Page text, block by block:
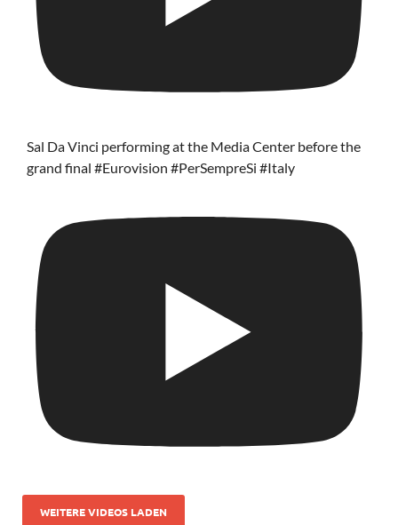
Sal Da Vinci performing at the Media Center before the
grand final #Eurovision #PerSempreSi #Italy
WEITERE VIDEOS LADEN